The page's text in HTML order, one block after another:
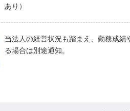
あり）
当法人の経営状況も踏まえ、勤務成
る場合は別途通知。